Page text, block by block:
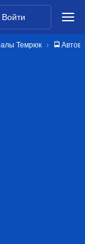
Войти
Темрюк 🚍